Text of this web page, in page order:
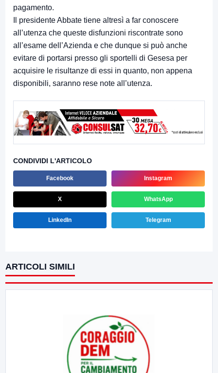
pagamento.
Il presidente Abbate tiene altresì a far conoscere
all’utenza che queste disfunzioni riscontrate sono
all’esame dell’Azienda e che dunque si può anche
evitare di portarsi presso gli sportelli di Gesesa per
acquisire le risultanze di essi in quanto, non appena
disponibili, saranno rese note all’utenza.
CONDIVIDI L'ARTICOLO
Facebook Instagram
X WhatsApp
LinkedIn Telegram
ARTICOLI SIMILI